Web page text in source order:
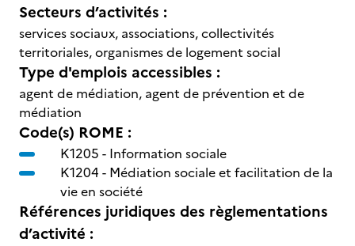
Secteurs d’activités :
services sociaux, associations, collectivités
territoriales, organismes de logement social
Type d'emplois accessibles :
agent de médiation, agent de prévention et de
médiation
Code(s) ROME :
K1205 - Information sociale
K1204 - Médiation sociale et facilitation de la
vie en société
Références juridiques des règlementations
d’activité :